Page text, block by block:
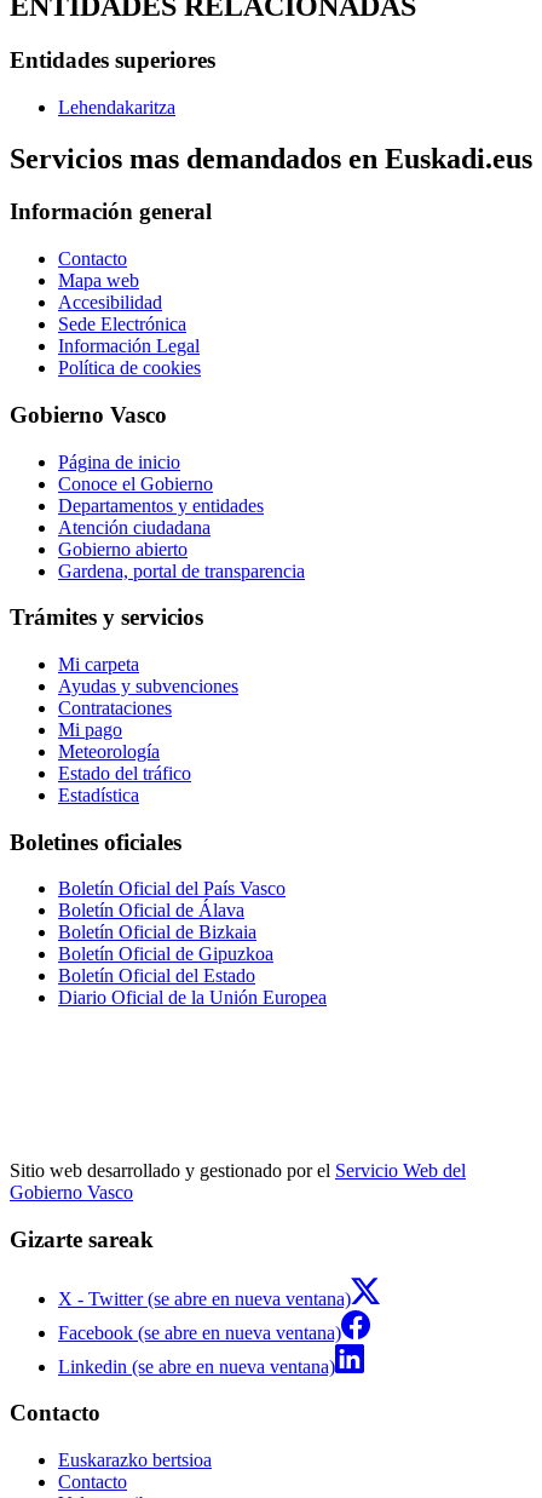
Entidades superiores
Lehendakaritza
Servicios mas demandados en Euskadi.eus
Información general
Contacto
Mapa web
Accesibilidad
Sede Electrónica
Información Legal
Política de cookies
Gobierno Vasco
Página de inicio
Conoce el Gobierno
Departamentos y entidades
Atención ciudadana
Gobierno abierto
Gardena, portal de transparencia
Trámites y servicios
Mi carpeta
Ayudas y subvenciones
Contrataciones
Mi pago
Meteorología
Estado del tráfico
Estadística
Boletines oficiales
Boletín Oficial del País Vasco
Boletín Oficial de Álava
Boletín Oficial de Bizkaia
Boletín Oficial de Gipuzkoa
Boletín Oficial del Estado
Diario Oficial de la Unión Europea
Sitio web desarrollado y gestionado por el Servicio Web del
Gobierno Vasco
Gizarte sareak
X - Twitter (se abre en nueva ventana)
Facebook (se abre en nueva ventana)
Linkedin (se abre en nueva ventana)
Contacto
Euskarazko bertsioa
Contacto